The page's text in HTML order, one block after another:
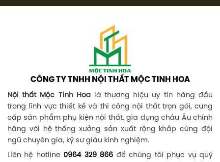
CÔNG TY TNHH NỘI THẤT MỘC TINH HOA
Nội thất Mộc Tinh Hoalà thương hiệu uy tín hàng đầu
trong lĩnh vực thiết kế và thi công nội thất trọn gói, cung
cấp sản phẩm phụ kiện nội thất, gia dụng châu Âu chính
hãng với hệ thống xưởng sản xuất rộng khắp cùng đội
ngũ chuyên gia, kỹ sư giàu kinh nghiệm.
Liên hệ hotline 0964 329 866 để chúng tôi phục vụ quý